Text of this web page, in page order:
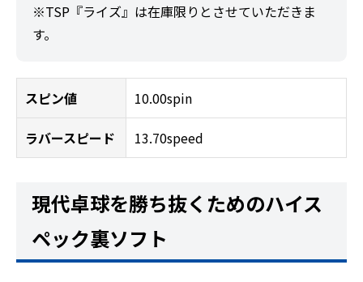
※TSP『ライズ』は在庫限りとさせていただきま
す。
スピン値 10.00spin
ラバースピード 13.70speed
現代卓球を勝ち抜くためのハイス
ペック裏ソフト